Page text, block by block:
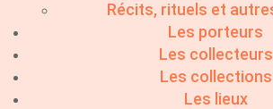
Récits, rituels et
Les porteurs
Les collecteurs
Les collections
Les lieux